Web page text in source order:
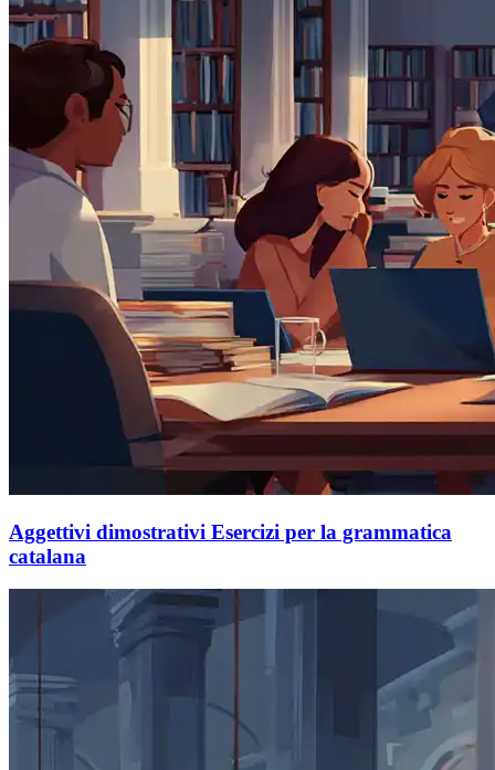
Aggettivi dimostrativi Esercizi per la grammatica
catalana